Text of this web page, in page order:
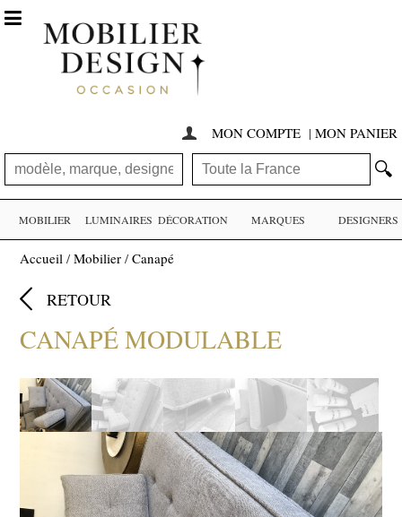
 MON COMPTE | MON PANIER
🔍

MOBILIER LUMINAIRES DÉCORATION MARQUES DESIGNERS
Accueil /Mobilier /Canapé
 RETOUR
CANAPÉ MODULABLE